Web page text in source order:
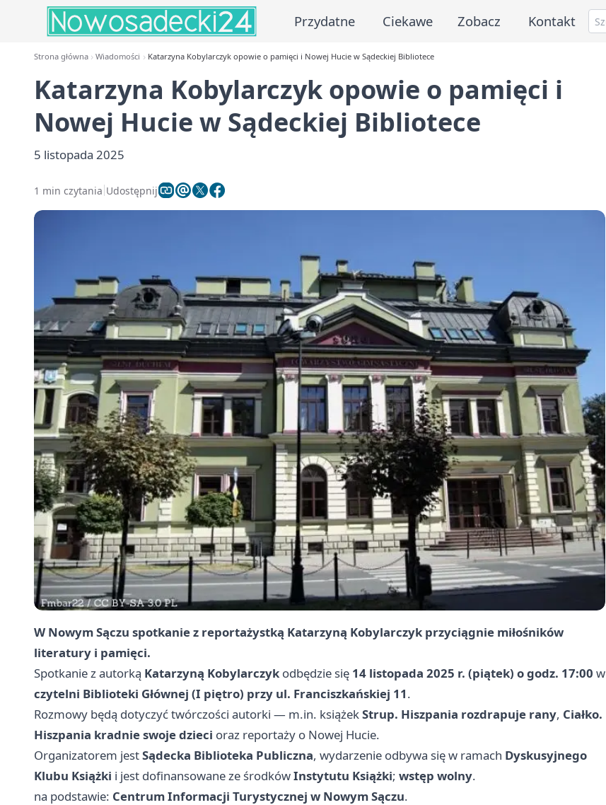
Przydatne Ciekawe Zobacz Kontakt
Strona główna Wiadomości Katarzyna Kobylarczyk opowie o pamięci i Nowej Hucie w Sądeckiej Bibliotece
Katarzyna Kobylarczyk opowie o pamięci i
Nowej Hucie w Sądeckiej Bibliotece
5 listopada 2025
1 min czytania Udostępnij
W Nowym Sączu spotkanie z reportażystką Katarzyną Kobylarczyk przyciągnie miłośników
literatury i pamięci.
Spotkanie z autorką Katarzyną Kobylarczyk odbędzie się 14 listopada 2025 r. (piątek) o godz. 17:00 w
czytelni Biblioteki Głównej (I piętro) przy ul. Franciszkańskiej 11.
Rozmowy będą dotyczyć twórczości autorki — m.in. książekStrup. Hiszpania rozdrapuje rany, Ciałko.
Hiszpania kradnie swoje dzieci oraz reportaży o Nowej Hucie.
Organizatorem jestSądecka Biblioteka Publiczna, wydarzenie odbywa się w ramach Dyskusyjnego
Klubu Książki i jest dofinansowane ze środkówInstytutu Książki; wstęp wolny.
na podstawie: Centrum Informacji Turystycznej w Nowym Sączu.